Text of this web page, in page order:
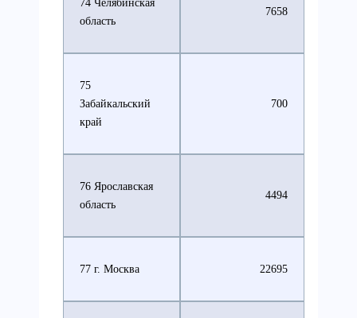
74 Челябинская
область
7658
75
Забайкальский
край
700
76 Ярославская
область
4494
77 г. Москва 22695